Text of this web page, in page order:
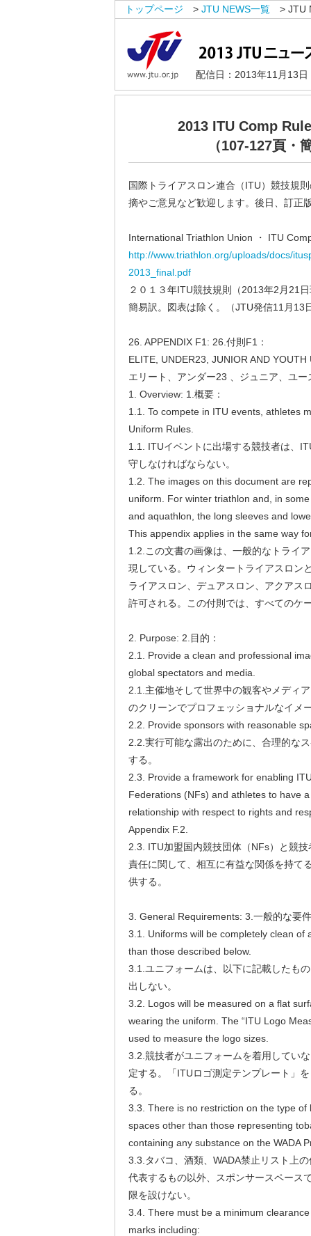
トップページ > JTU NEWS一覧 > JTU
配信日：2013年11月13日
2013 ITU Comp
（107-127頁・
国際トライアスロン連合（ITU）競技規
摘やご意見など歓迎します。後日、訂正
International Triathlon Union ・ ITU
http://www.triathlon.org/uploads/docs/
2013_final.pdf
２０１３年ITU競技規則（2013年2月21
簡易訳。図表は除く。（JTU発信11月13
26. APPENDIX F1: 26.付則F1：
ELITE, UNDER23, JUNIOR AND
エリート、アンダー23 、ジュニア、ユ
1. Overview: 1.概要：
1.1. To compete in ITU events, athletes
Uniform Rules.
1.1. ITUイベントに出場する競技者は、
守しなければならない。
1.2. The images on this document are
uniform. For winter triathlon and, in
and aquathlon, the long sleeves and
This appendix applies in the same way
1.2.この文書の画像は、一般的なトライ
現している。ウィンタートライアスロン
ライアスロン、デュアスロン、アクアス
許可される。この付則では、すべてのケ
2. Purpose: 2.目的：
2.1. Provide a clean and professional
global spectators and media.
2.1.主催地そして世界中の観客やメディ
のクリーンでプロフェッショナルなイメ
2.2. Provide sponsors with reasonable
2.2.実行可能な露出のために、合理的な
する。
2.3. Provide a framework for enabling
Federations (NFs) and athletes to have
relationship with respect to rights and
Appendix F.2.
2.3. ITU加盟国内競技団体（NFs）と競
責任に関して、相互に有益な関係を持て
供する。
3. General Requirements: 3.一般的な要
3.1. Uniforms will be completely clean of
than those described below.
3.1.ユニフォームは、以下に記載したも
出しない。
3.2. Logos will be measured on a flat
wearing the uniform. The “ITU Logo
used to measure the logo sizes.
3.2.競技者がユニフォームを着用してい
定する。「ITUロゴ測定テンプレート」
る。
3.3. There is no restriction on the type of
spaces other than those representing
containing any substance on the WADA
3.3.タバコ、酒類、WADA禁止リスト上
代表するもの以外、スポンサースペース
限を設けない。
3.4. There must be a minimum
marks including: